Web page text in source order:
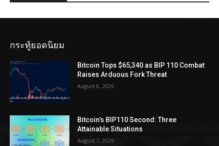
กระทู้ยอดนิยม
Bitcoin Tops $65,340 as BIP 110 Combat
Raises Arduous Fork Threat
August 8, 2026
Bitcoin’s BIP110 Second: Three
Attainable Situations
August 7, 2026